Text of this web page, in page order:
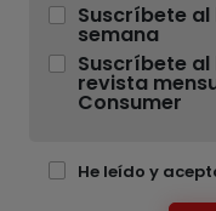
Suscríbete al
semana
Suscríbete
revista
Consumer
He leído y